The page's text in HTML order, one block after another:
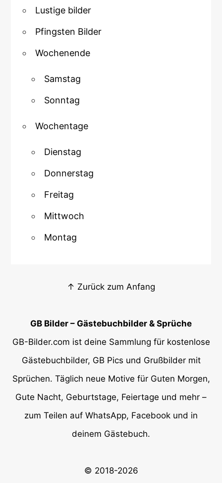
Lustige bilder
Pfingsten Bilder
Wochenende
Samstag
Sonntag
Wochentage
Dienstag
Donnerstag
Freitag
Mittwoch
Montag
↑ Zurück zum Anfang
GB Bilder – Gästebuchbilder & Sprüche
GB-Bilder.com ist deine Sammlung für kostenlose
Gästebuchbilder, GB Pics und Grußbilder mit
Sprüchen. Täglich neue Motive für Guten Morgen,
Gute Nacht, Geburtstage, Feiertage und mehr –
zum Teilen auf WhatsApp, Facebook und in
deinem Gästebuch.
© 2018-2026